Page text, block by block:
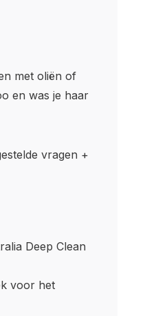
met oliën of
en was je haar
vragen +
Deep Clean
voor het